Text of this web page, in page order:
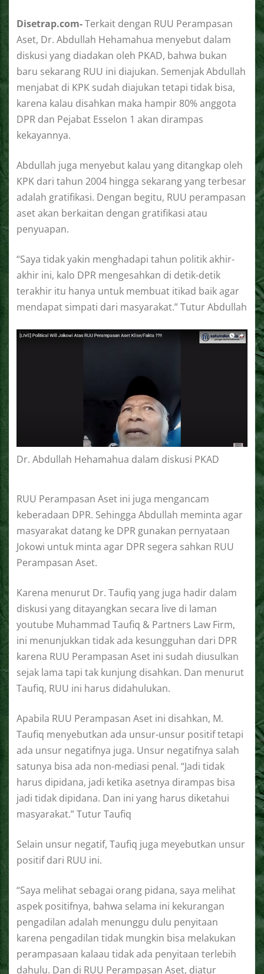
Disetrap.com-Terkait dengan RUU Perampasan
Aset, Dr. Abdullah Hehamahua menyebut dalam
diskusi yang diadakan oleh PKAD, bahwa bukan
baru sekarang RUU ini diajukan. Semenjak Abdullah
menjabat di KPK sudah diajukan tetapi tidak bisa,
karena kalau disahkan maka hampir 80% anggota
DPR dan Pejabat Esselon 1 akan dirampas
kekayannya.
Abdullah juga menyebut kalau yang ditangkap oleh
KPK dari tahun 2004 hingga sekarang yang terbesar
adalah gratifikasi. Dengan begitu, RUU perampasan
aset akan berkaitan dengan gratifikasi atau
penyuapan.
“Saya tidak yakin menghadapi tahun politik akhir-
akhir ini, kalo DPR mengesahkan di detik-detik
terakhir itu hanya untuk membuat itikad baik agar
mendapat simpati dari masyarakat.” Tutur Abdullah
Dr. Abdullah Hehamahua dalam diskusi PKAD
RUU Perampasan Aset ini juga mengancam
keberadaan DPR. Sehingga Abdullah meminta agar
masyarakat datang ke DPR gunakan pernyataan
Jokowi untuk minta agar DPR segera sahkan RUU
Perampasan Aset.
Karena menurut Dr. Taufiq yang juga hadir dalam
diskusi yang ditayangkan secara live di laman
youtube Muhammad Taufiq & Partners Law Firm,
ini menunjukkan tidak ada kesungguhan dari DPR
karena RUU Perampasan Aset ini sudah diusulkan
sejak lama tapi tak kunjung disahkan. Dan menurut
Taufiq, RUU ini harus didahulukan.
Apabila RUU Perampasan Aset ini disahkan, M.
Taufiq menyebutkan ada unsur-unsur positif tetapi
ada unsur negatifnya juga. Unsur negatifnya salah
satunya bisa ada non-mediasi penal. “Jadi tidak
harus dipidana, jadi ketika asetnya dirampas bisa
jadi tidak dipidana. Dan ini yang harus diketahui
masyarakat.” Tutur Taufiq
Selain unsur negatif, Taufiq juga meyebutkan unsur
positif dari RUU ini.
“Saya melihat sebagai orang pidana, saya melihat
aspek positifnya, bahwa selama ini kekurangan
pengadilan adalah menunggu dulu penyitaan
karena pengadilan tidak mungkin bisa melakukan
perampasaan kalaau tidak ada penyitaan terlebih
dahulu. Dan di RUU Perampasan Aset, diatur